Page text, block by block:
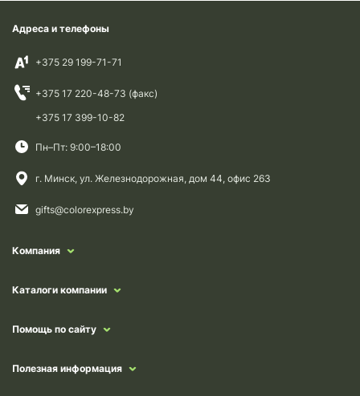
Адреса и телефоны
+375 29 199-71-71
+375 17 220-48-73 (факс)
+375 17 399-10-82
Пн–Пт: 9:00–18:00
г. Минск, ул. Железнодорожная, дом 44, офис 263
gifts@colorexpress.by
Компания
Каталоги компании
Помощь по сайту
Полезная информация